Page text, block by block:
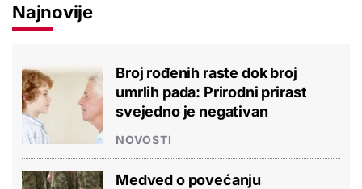
Najnovije
Broj rođenih raste dok broj
umrlih pada: Prirodni prirast
svejedno je negativan
NOVOSTI
Medved o povećanju